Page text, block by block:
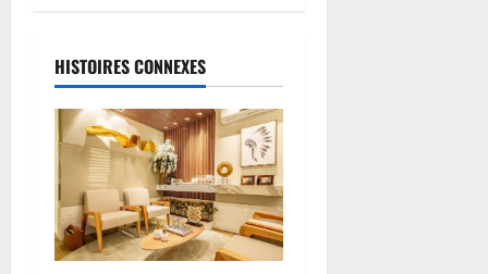
t
i
c
l
e
HISTOIRES CONNEXES